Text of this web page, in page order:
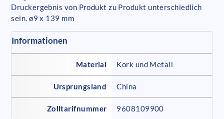
Druckergebnis von Produkt zu Produkt unterschiedlich
sein. ø9 x 139 mm
Informationen
Material Kork und Metall
Ursprungsland China
Zolltarifnummer 9608109900